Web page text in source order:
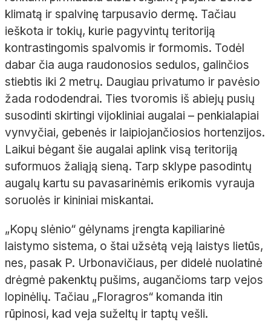
klimatą ir spalvinę tarpusavio dermę. Tačiau
ieškota ir tokių, kurie pagyvintų teritoriją
kontrastingomis spalvomis ir formomis. Todėl
dabar čia auga raudonosios sedulos, galinčios
stiebtis iki 2 metrų. Daugiau privatumo ir pavėsio
žada rododendrai. Ties tvoromis iš abiejų pusių
susodinti skirtingi vijokliniai augalai – penkialapiai
vynvyčiai, gebenės ir laipiojančiosios hortenzijos.
Laikui bėgant šie augalai aplink visą teritoriją
suformuos žaliąją sieną. Tarp sklype pasodintų
augalų kartu su pavasarinėmis erikomis vyrauja
soruolės ir kininiai miskantai.
„Kopų slėnio“ gėlynams įrengta kapiliarinė
laistymo sistema, o štai užsėtą veją laistys lietūs,
nes, pasak P. Urbonavičiaus, per didelė nuolatinė
drėgmė pakenktų pušims, augančioms tarp vejos
lopinėlių. Tačiau „Floragros“ komanda itin
rūpinosi, kad veja suželtų ir taptų vešli.